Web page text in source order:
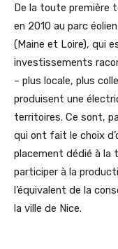
De la toute première
en 2010 au parc
(Maine et Loire), qui
investissements
– plus locale, plus
produisent une
territoires. Ce sont,
qui ont fait le choix
placement dédié à la
participer à la
l’équivalent de la
la ville de Nice.